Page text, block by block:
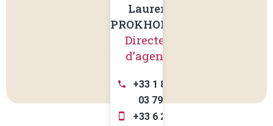
Laurent
PROKHOROFF
Directeur
d’agence
+33 1 81 83
03 79
+33 6 23 91